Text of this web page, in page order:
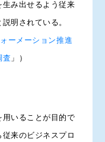
み出せるよう従来
明されている。
ーメーション推進
査 」）
いることが目的で
来のビジネスプロ